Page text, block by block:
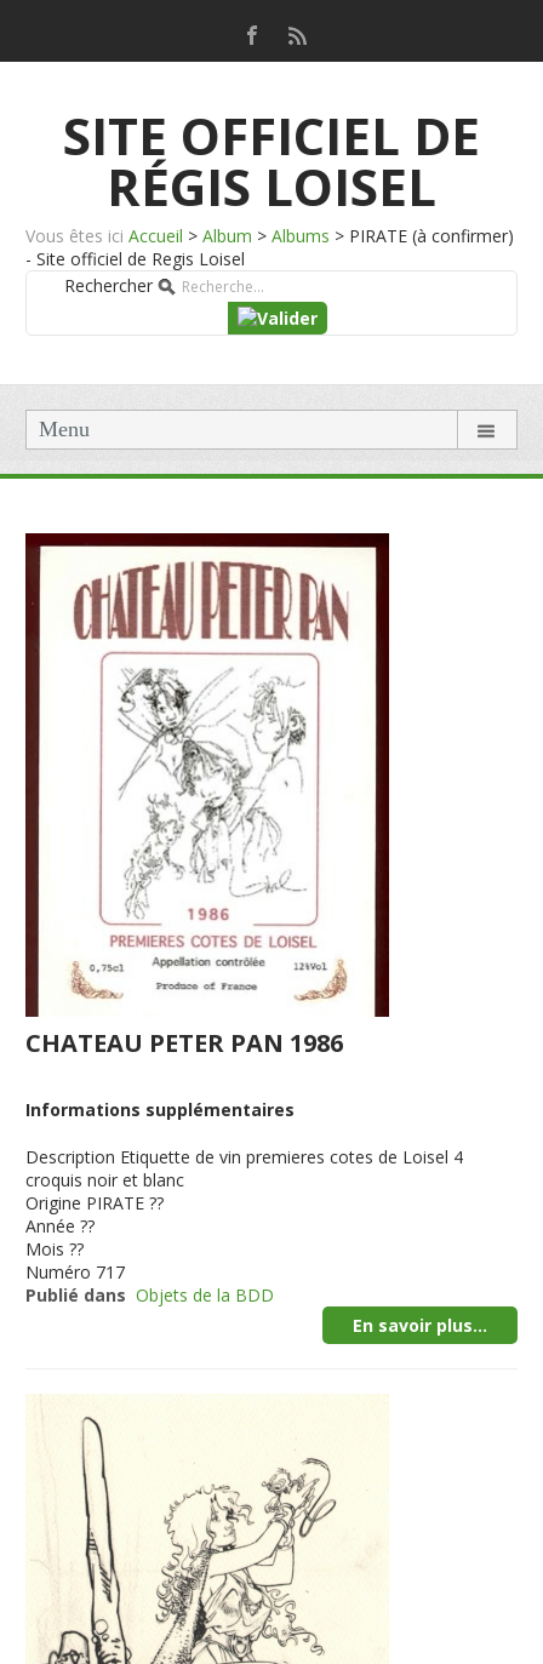
SITE OFFICIEL DE
RÉGIS LOISEL
Vous êtes ici Accueil > Album > Albums > PIRATE (à confirmer)
- Site officiel de Regis Loisel
Rechercher
Menu
CHATEAU PETER PAN 1986
Informations supplémentaires
Description Etiquette de vin premieres cotes de Loisel 4
croquis noir et blanc
Origine PIRATE ??
Année ??
Mois ??
Numéro 717
Publié dans Objets de la BDD
En savoir plus...